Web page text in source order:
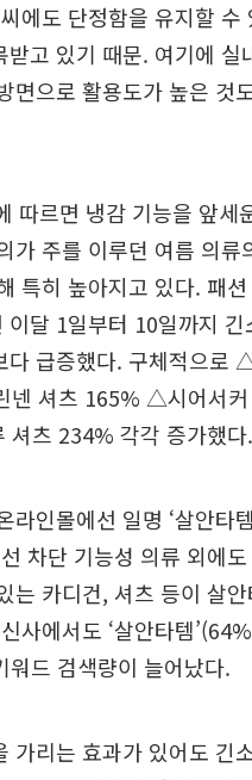
에도 단정함을 유지할 수
받고 있기 때문. 여기에 실
면으로 활용도가 높은 것
따르면 냉감 기능을 앞세
가 주를 이루던 여름 의류
특히 높아지고 있다. 패
이달 1일부터 10일까지 긴
다 급증했다. 구체적으로
셔츠 165% △시어서커
츠 234% 각각 증가했다.
라인몰에선 일명 ‘살안타
차단 기능성 의류 외에
는 카디건, 셔츠 등이 살
사에서도 ‘살안타템
워드 검색량이 늘어났다.
가리는 효과가 있어도 긴